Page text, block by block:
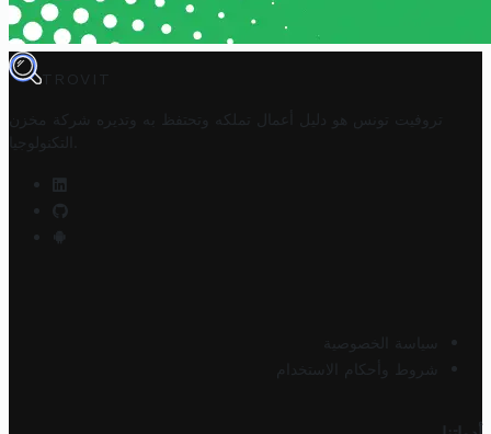
TROVIT
تروفيت تونس هو دليل أعمال تملكه وتحتفظ به وتديره
شركة مخزن
التكنولوجيا
سياسة الخصوصية
شروط وأحكام الاستخدام